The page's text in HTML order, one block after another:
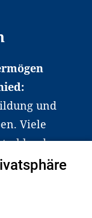
und
Viele
dabei.